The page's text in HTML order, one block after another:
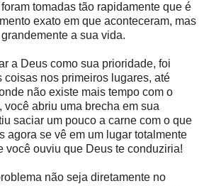
tomadas tão rapidamente que é
exato em que aconteceram, mas
a sua vida.
a Deus como sua prioridade, foi
coisas nos primeiros lugares, até
não existe mais tempo com o
você abriu uma brecha em sua
saciar um pouco a carne com o que
agora se vê em um lugar totalmente
você ouviu que Deus te conduziria!
não seja diretamente no